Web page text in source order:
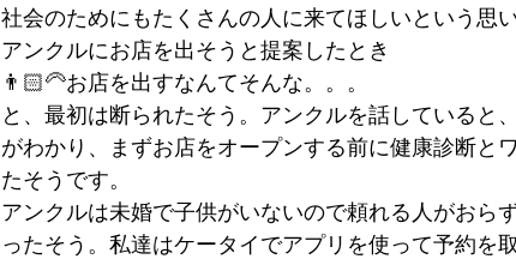
社会のためにもたくさんの人に来てほしいという思
アンクルにお店を出そうと提案したとき
👨🏻‍🦳お店を出すなんてそんな。。。
と、最初は断られたそう。アンクルを話していると
がわかり、まずお店をオープンする前に健康診断と
たそうです。
アンクルは未婚で子供がいないので頼れる人がおら
ったそう。私達はケータイでアプリを使って予約を